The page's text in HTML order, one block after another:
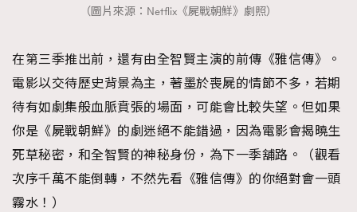
（圖片來源：Netflix《屍戰朝鮮》劇照）
在第三季推出前，還有由全智賢主演的前傳《雅信傳》。
電影以交待歷史背景為主，著墨於喪屍的情節不多，若期
待有如劇集般血脈賁張的場面，可能會比較失望。但如果
你是《屍戰朝鮮》的劇迷絕不能錯過，因為電影會揭曉生
死草秘密，和全智賢的神秘身份，為下一季舖路。（觀看
次序千萬不能倒轉，不然先看《雅信傳》的你絕對會一頭
霧水！）